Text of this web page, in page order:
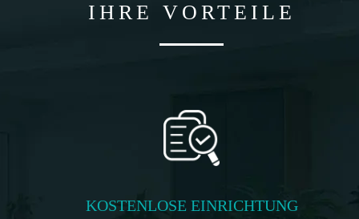
IHRE VORTEILE
KOSTENLOSE EINRICHTUNG